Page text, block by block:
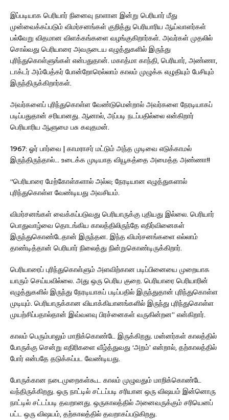
இப்படியாக பெரியார் நினைவு நாளான இன்று பெரியார் மீது
முன்வைக்கப்படும் விமர்சனங்கள் குறித்து பெரியாரிய ஆய்வாளர்கள்
பல்வேறு விதமான விளக்கங்களை வழங்குகிறார்கள். அவர்கள் முதலில்
சொல்வது பெரியாரை அவருடைய எழுத்துகளில் இருந்து
புரிந்துகொள்ளுங்கள் என்பதுதான். மகாத்மா காந்தி, பெரியார், அண்ணா,
டாக்டர் அம்பேத்கர் போன்றோரெல்லாம் காலம் முழுக்க எழுதியும் பேசியும்
இருந்திருக்கிறார்கள்.
அவர்களைப் புரிந்துகொள்ள வேண்டுமென்றால் அவர்களை நேரடியாகப்
படிப்பதுதான் சரியானது. ஆனால், அப்படி நடப்பதில்லை என்கிறார்
பெரியாரிய ஆளுமை பசு கவுதமன்.
1967: ஓர் பார்வை | காமராசர் மட்டும் அந்த முடிவை எடுக்காமல்
இருந்திருந்தால்… உடைக்க முடியாத வியூகத்தை அமைத்த அண்ணா!!
“பெரியாரை மேற்கோள்களால் அல்ல; நேரடியான எழுத்துகளால்
புரிந்துகொள்ள வேண்டியது அவசியம்.
விமர்சனங்கள் வைக்கப்படுவது பெரியாருக்கு புதியது இல்லை. பெரியார்
பொதுவாழ்வை தொடங்கிய காலத்திலிருந்தே எதிர்வினைகள்
இருந்துகொண்டேதான் இருந்தன. இந்த விமர்சனங்களை எல்லாம்
தாண்டித்தான் பெரியார் நிலைத்து நின்றுகொண்டிருக்கிறார்.
பெரியாரைப் புரிந்துகொள்ளும் அளவிற்கான படிப்பினையை முறையாக
யாரும் செய்யவில்லை. அது ஒரு பெரிய குறை. பெரியாரை பெரியாரின்
எழுத்துகளில் இருந்து நேரடியாகப் படிப்பதில் இருந்துதான் புரிந்துகொள்ள
முடியும். பெரியாருக்கான வியாக்கியானங்களில் இருந்து புரிந்துகொள்ள
முயற்சிப்பதால்தான் இவ்வளவு பிரச்னைகள் வருகின்றன” என்கிறார்.
காலம் பெரும்பாலும் மாறிக்கொண்டே இருக்கிறது. மன்னர்கள் காலத்தில்
போருக்கு சென்று எதிரிகளை வீழ்த்துவது ‘அறம்’ என்றால், தற்காலத்தில்
போர் என்பதே தடுக்கப்பட வேண்டியது.
போருக்கான நடைமுறைகள்கூட காலம் முழுவதும் மாறிக்கொண்டே
வந்திருக்கிறது. ஒரு நாட்டில் சட்டப்படி சரியான ஒரு விஷயம் இன்னொரு
நாட்டில் சட்டப்படி தவறானது. ஒருகாலத்தில் அனைவருக்கும் சரியெனப்
பட்ட ஒரு விஷயம், தற்காலத்தில் தவறாகப்படுகிறது.